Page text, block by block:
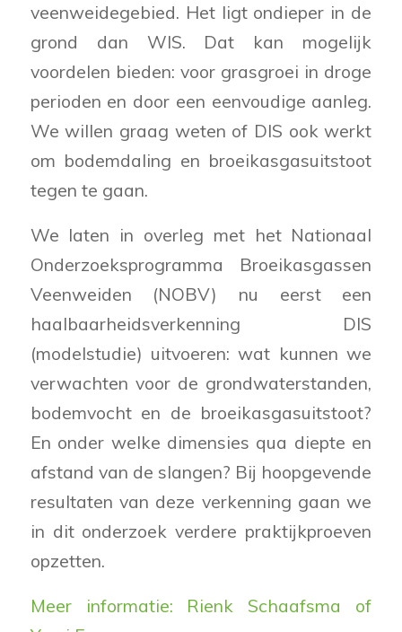
veenweidegebied. Het ligt ondieper in de
grond dan WIS. Dat kan mogelijk
voordelen bieden: voor grasgroei in droge
perioden en door een eenvoudige aanleg.
We willen graag weten of DIS ook werkt
om bodemdaling en broeikasgasuitstoot
tegen te gaan.
We laten in overleg met het Nationaal
Onderzoeksprogramma Broeikasgassen
Veenweiden (NOBV) nu eerst een
haalbaarheidsverkenning DIS
(modelstudie) uitvoeren: wat kunnen we
verwachten voor de grondwaterstanden,
bodemvocht en de broeikasgasuitstoot?
En onder welke dimensies qua diepte en
afstand van de slangen? Bij hoopgevende
resultaten van deze verkenning gaan we
in dit onderzoek verdere praktijkproeven
opzetten.
Meer informatie: Rienk Schaafsma of